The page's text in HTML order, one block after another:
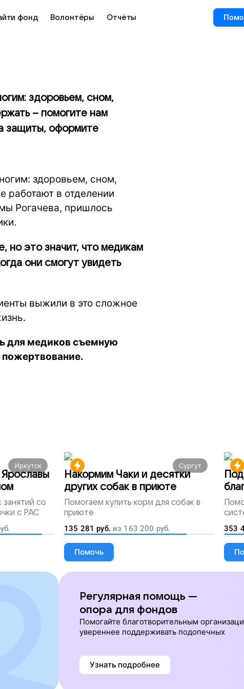
фонд Волонтёры Отчёты
здоровьем, сном,
– помогите нам
защиты, оформите
здоровьем, сном,
работают в отделении
Рогачева, пришлось
но это значит, что медикам
они смогут увидеть
выжили в это сложное
для медиков съемную
Иркутск
занятий со
с РАС
Сургут
Накормим Чаки и десятки
других собак в приюте
Помогаем купить корм для собак в
приюте
135 281 руб. из 163 200 руб.
Помочь
353
Регулярная помощь —
опора для фондов
Помогайте благотворительным
увереннее поддерживать подопечных
Узнать подробнее